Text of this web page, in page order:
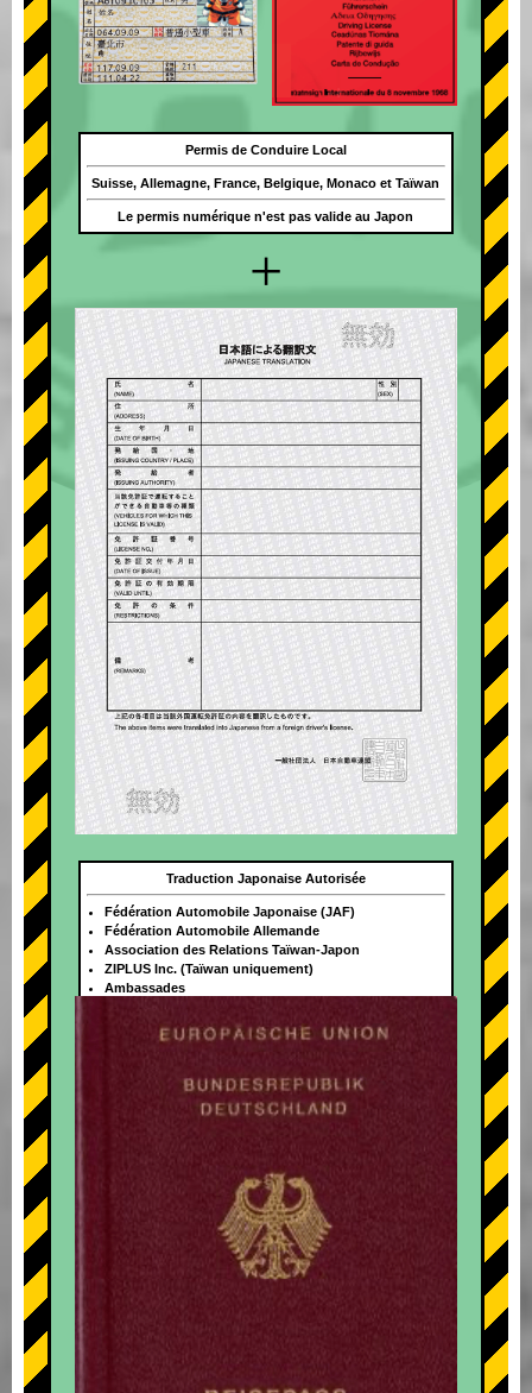
+
+
Permis de Conduire Local
Suisse, Allemagne, France, Belgique, Monaco et Taïwan
Le permis numérique n'est pas valide au Japon
Traduction Japonaise Autorisée
Fédération Automobile Japonaise (JAF)
Fédération Automobile Allemande
Association des Relations Taïwan-Japon
ZIPLUS Inc. (Taïwan uniquement)
Ambassades